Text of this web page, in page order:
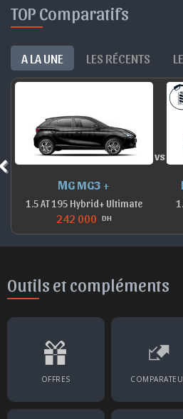
TOP Comparatifs
A LA UNE LES RÉCENTS
MG MG3 +
1.5 AT 195 Hybrid+ Ultimate
242 000 DH
vs
Outils et compléments
OFFRES